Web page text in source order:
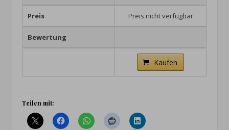
Preis Preis nicht verfügbar
Bewertung -
Kaufen
Teilen mit: